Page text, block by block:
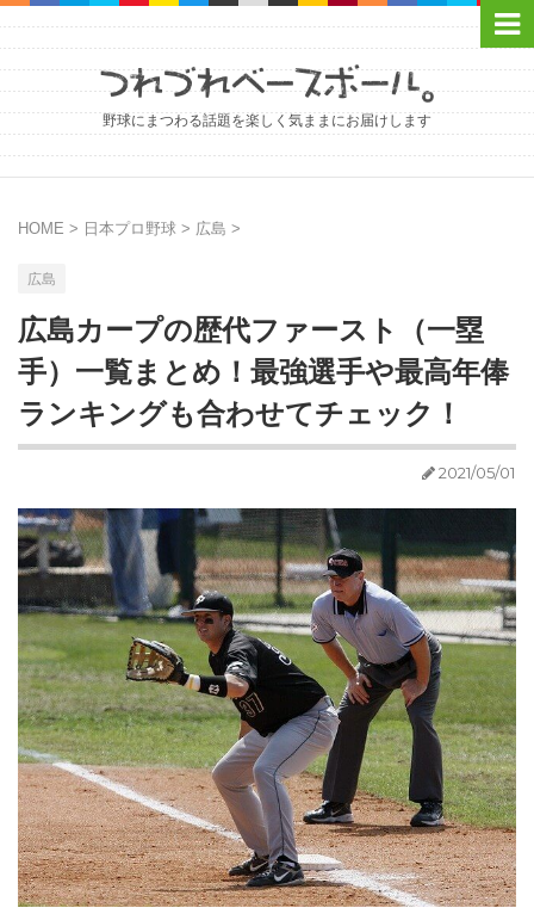
野球にまつわる話題を楽しく気ままにお届けします
HOME > 日本プロ野球 > 広島 >
広島
広島カープの歴代ファースト（一塁
手）一覧まとめ！最強選手や最高年俸
ランキングも合わせてチェック！
2021/05/01